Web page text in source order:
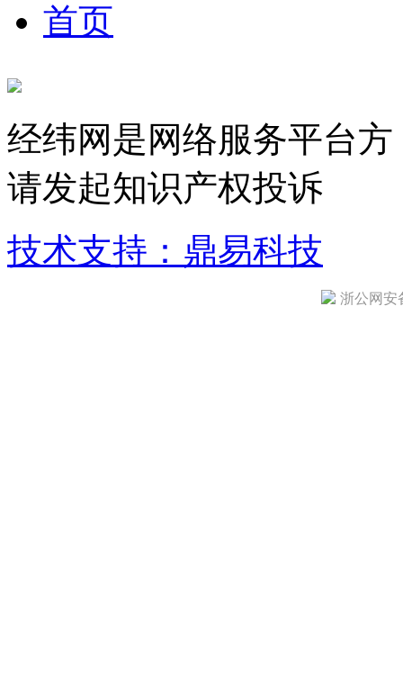
首页
经纬网是网络服务平台
请发起知识产权投诉
技术支持：鼎易科技
浙公网安